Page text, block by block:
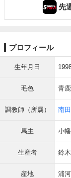
先
プロフィール
生年月日
毛色 青
調教師（所属） 南
馬主 小
生産者 鈴
産地 浦